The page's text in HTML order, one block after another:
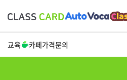
교육 카페가격문의